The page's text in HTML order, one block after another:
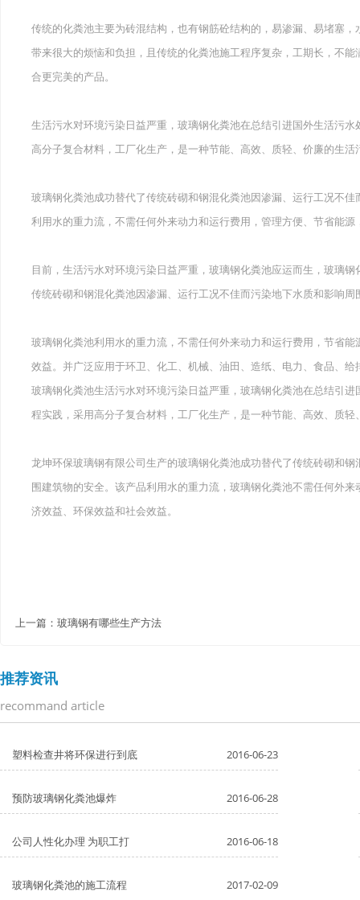
使用成都玻璃钢化粪池的七大好处你都记住了吗？
传统的化粪池主要为砖混结构，也有钢筋砼结构的，易渗漏、易堵塞
带来很大的烦恼和负担，且传统的化粪池施工程序复杂，工期长，不
合更完美的产品。
生活污水对环境污染日益严重，玻璃钢化粪池在总结引进国外生活污
高分子复合材料，工厂化生产，是一种节能、高效、质轻、价廉的生活
玻璃钢化粪池成功替代了传统砖砌和钢混化粪池因渗漏、运行工况不
利用水的重力流，不需任何外来动力和运行费用，管理方便、节省能
目前，生活污水对环境污染日益严重，玻璃钢化粪池应运而生，玻璃
传统砖砌和钢混化粪池因渗漏、运行工况不佳而污染地下水质和影响周
玻璃钢化粪池利用水的重力流，不需任何外来动力和运行费用，节省
效益。并广泛应用于环卫、化工、机械、油田、造纸、电力、食品、
玻璃钢化粪池生活污水对环境污染日益严重，玻璃钢化粪池在总结引
程实践，采用高分子复合材料，工厂化生产，是一种节能、高效、质
龙坤环保玻璃钢有限公司生产的玻璃钢化粪池成功替代了传统砖砌和
围建筑物的安全。该产品利用水的重力流，玻璃钢化粪池不需任何外
济效益、环保效益和社会效益。
上一篇： 玻璃钢有哪些生产方法
推荐资讯
recommand article
塑料检查井将环保进行到底 2016-06-23
预防玻璃钢化粪池爆炸 2016-06-28
公司人性化办理 为职工打 2016-06-18
玻璃钢化粪池的施工流程 2017-02-09